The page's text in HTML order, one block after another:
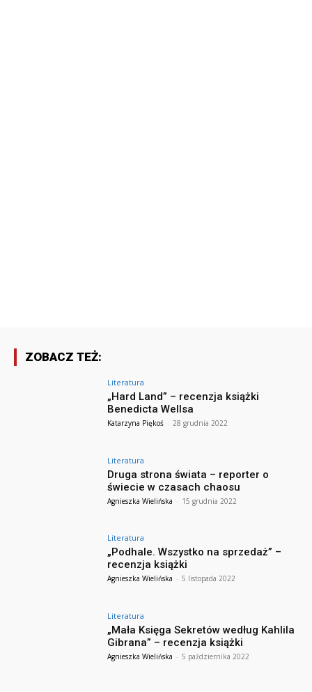
ZOBACZ TEŻ:
Literatura
„Hard Land” – recenzja książki
Benedicta Wellsa
Katarzyna Piękoś - 28 grudnia 2022
Literatura
Druga strona świata – reporter o
świecie w czasach chaosu
Agnieszka Wielińska - 15 grudnia 2022
Literatura
„Podhale. Wszystko na sprzedaż” –
recenzja książki
Agnieszka Wielińska - 5 listopada 2022
Literatura
„Mała Księga Sekretów według Kahlila
Gibrana” – recenzja książki
Agnieszka Wielińska - 5 października 2022